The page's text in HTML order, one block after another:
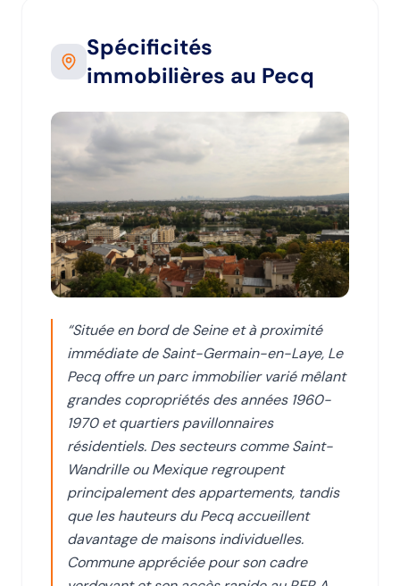
Spécificités
immobilières au Pecq
“Située en bord de Seine et à proximité
immédiate de Saint-Germain-en-Laye, Le
Pecq offre un parc immobilier varié mêlant
grandes copropriétés des années 1960-
1970 et quartiers pavillonnaires
résidentiels. Des secteurs comme Saint-
Wandrille ou Mexique regroupent
principalement des appartements, tandis
que les hauteurs du Pecq accueillent
davantage de maisons individuelles.
Commune appréciée pour son cadre